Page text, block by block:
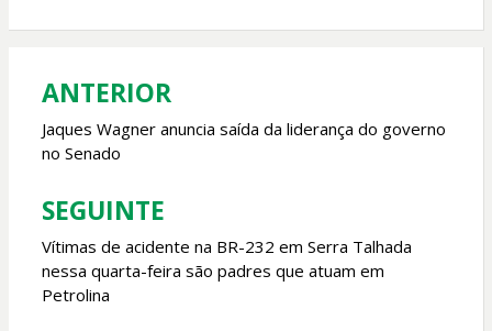
o
k
A
p
Navegação
de
Post
ANTERIOR
Jaques Wagner anuncia saída da liderança do governo
no Senado
SEGUINTE
Vítimas de acidente na BR-232 em Serra Talhada
nessa quarta-feira são padres que atuam em
Petrolina